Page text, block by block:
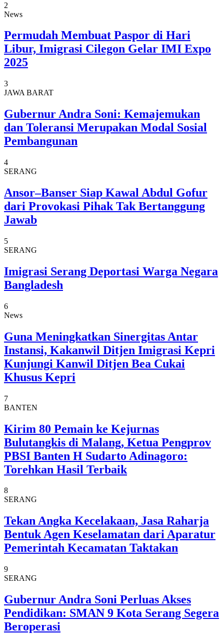
2
News
Permudah Membuat Paspor di Hari
Libur, Imigrasi Cilegon Gelar IMI Expo
2025
3
JAWA BARAT
Gubernur Andra Soni: Kemajemukan
dan Toleransi Merupakan Modal Sosial
Pembangunan
4
SERANG
Ansor–Banser Siap Kawal Abdul Gofur
dari Provokasi Pihak Tak Bertanggung
Jawab
5
SERANG
Imigrasi Serang Deportasi Warga Negara
Bangladesh
6
News
Guna Meningkatkan Sinergitas Antar
Instansi, Kakanwil Ditjen Imigrasi Kepri
Kunjungi Kanwil Ditjen Bea Cukai
Khusus Kepri
7
BANTEN
Kirim 80 Pemain ke Kejurnas
Bulutangkis di Malang, Ketua Pengprov
PBSI Banten H Sudarto Adinagoro:
Torehkan Hasil Terbaik
8
SERANG
Tekan Angka Kecelakaan, Jasa Raharja
Bentuk Agen Keselamatan dari Aparatur
Pemerintah Kecamatan Taktakan
9
SERANG
Gubernur Andra Soni Perluas Akses
Pendidikan: SMAN 9 Kota Serang Segera
Beroperasi